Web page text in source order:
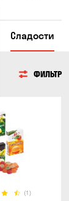
Сладости
ФИЛЬТР
(1)